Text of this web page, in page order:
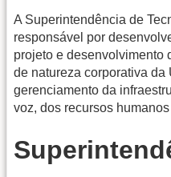
A Superintendência de
responsável por
projeto e desenvolvimento
de natureza corporativa da
gerenciamento da
voz, dos recursos